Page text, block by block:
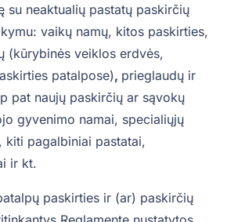
su neaktualių pastatų paskirčių
vaikų namų, kitos paskirties,
(kūrybinės veiklos erdvės,
patalpose), prieglaudų ir
pat naujų paskirčių ar sąvokų
gyvenimo namai, specialiųjų
kiti pagalbiniai pastatai,
ir kt.
paskirties ir (ar) paskirčių